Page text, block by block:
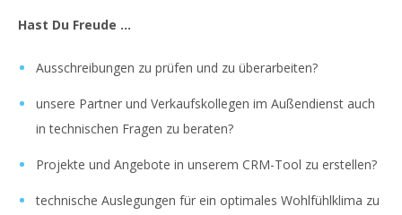
Hast Du Freude ...
Ausschreibungen zu prüfen und zu überarbeiten?
unsere Partner und Verkaufskollegen im Außendienst auch
in technischen Fragen zu beraten?
Projekte und Angebote in unserem CRM-Tool zu erstellen?
technische Auslegungen für ein optimales Wohlfühlklima zu